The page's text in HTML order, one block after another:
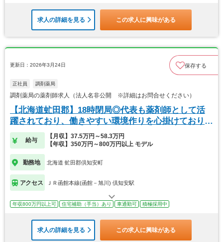
求人の詳細を見る この求人に興味がある
更新日：2026年3月24日 保存する
正社員 調剤薬局
調剤薬局の薬剤師求人（法人名非公開 ※詳細はお問合せください）
【北海道虻田郡】18時閉局◎代表も薬剤師として活
躍されており、働きやすい環境作りを心掛けておりま
す！
給与
【月収】37.5万円～58.3万円
【年収】350万円～800万円以上 モデル
勤務地 北海道 虻田郡倶知安町
アクセス ＪＲ函館本線(函館－旭川) 倶知安駅
年収800万円以上可 住宅補助（手当）あり 車通勤可 積極採用中
求人の詳細を見る この求人に興味がある